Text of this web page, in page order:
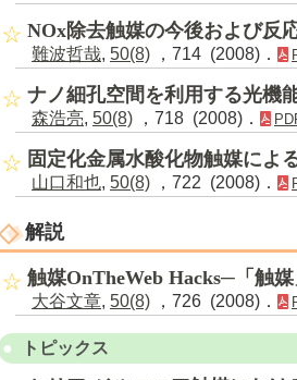
NOx除去触媒の今後および反
難波哲哉, 50(8) ，714 (2008)．
ナノ細孔空間を利用する光機
森浩亮, 50(8) ，718 (2008)．
固定化金属水酸化物触媒によ
山口和也, 50(8) ，722 (2008)．
解説
触媒OnTheWeb Hacks─「触
大谷文章, 50(8) ，726 (2008)．
トピックス